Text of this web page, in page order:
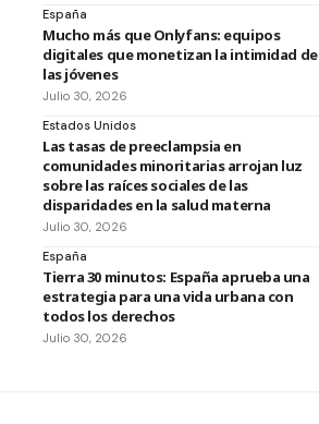
España
Mucho más que Onlyfans: equipos
digitales que monetizan la intimidad de
las jóvenes
Julio 30, 2026
Estados Unidos
Las tasas de preeclampsia en
comunidades minoritarias arrojan luz
sobre las raíces sociales de las
disparidades en la salud materna
Julio 30, 2026
España
Tierra 30 minutos: España aprueba una
estrategia para una vida urbana con
todos los derechos
Julio 30, 2026